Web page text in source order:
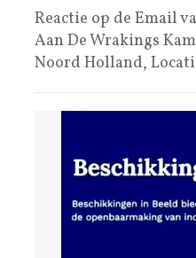
Reactie op de Email
Aan De Wrakings
Noord Holland,